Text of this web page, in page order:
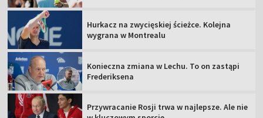
Hurkacz na zwycięskiej ścieżce. Kolejna
wygrana w Montrealu
Konieczna zmiana w Lechu. To on zastąpi
Frederiksena
Przywracanie Rosji trwa w najlepsze. Ale nie